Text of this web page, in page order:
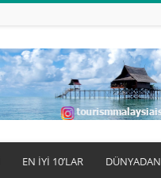
EN İYİ 10’LAR DÜNYADAN